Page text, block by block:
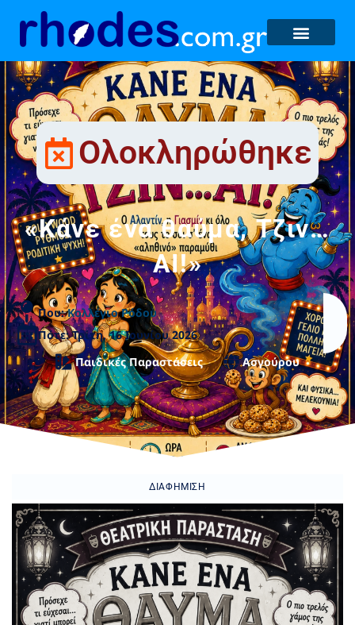
Ολοκληρώθηκε
«Κάνε ένα θαύμα, Τζιν…
ΑΙ!»
Που:Κολλέγιο Ρόδου
Πότε: Τρίτη, 16 Ιουνίου 2026
Παιδικές Παραστάσεις
Ασγούρου
ΔΙΑΦΉΜΙΣΗ